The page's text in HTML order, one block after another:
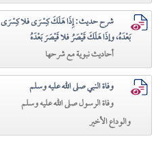
شرح حديث: إِذَا هَلَكَ كِسْرَى فلا كِسْرَى
بَعْدَهُ، وإذَا هَلَكَ قَيْصَرُ فلا قَيْصَرَ بَعْدَهُ
أحاديث نبوية مع شرحها
وفاة النبي صلى الله عليه وسلم
وفاة الرسول صلى الله عليه وسلم
والوداع الأخير